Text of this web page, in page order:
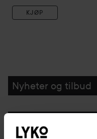
KJØP
Nyheter og tilbud